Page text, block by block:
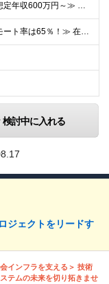
≪前職給与保証｜初年度想定年収600万円～≫ 月給45万円以上＋決算賞与＋交通費 ※スキル・経験を考慮の上、優遇します ※上記月給には固定残業代月20時間分(5万1000円以上)を含みます。超過し
≪フルリモートＯＫ！リモート率は65％！≫ 在宅勤務または東京・神奈川・埼玉・千葉のお客様先での勤務 ■本社 東京都港区芝2-22-15 STKビル 1F (変更の範囲)上記を除く当社関連勤務地
検討中に入れる
ジェクトをリードす
インフラを支える＞ 技術
テムの未来を切り拓きませ